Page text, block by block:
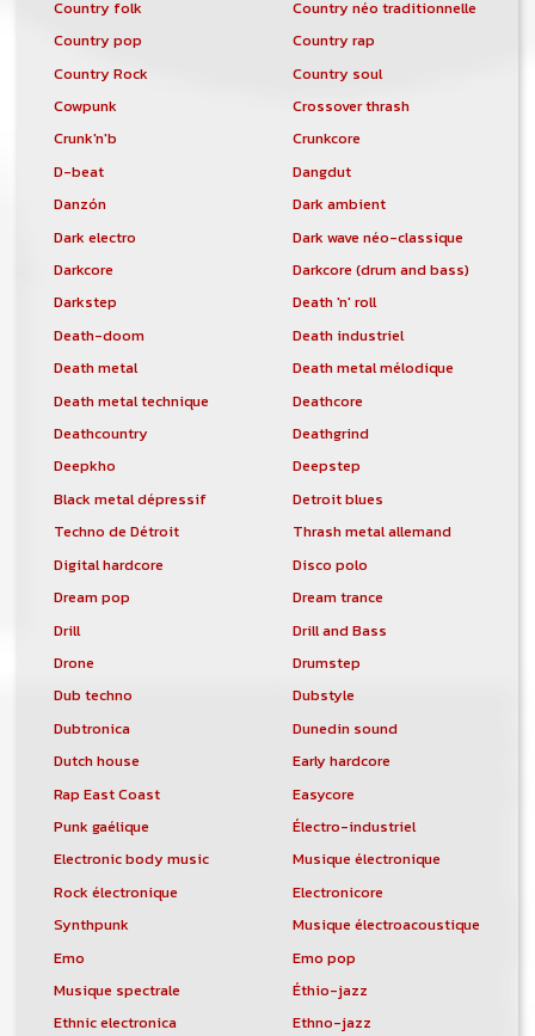
Country folk
Country néo traditionnelle
Country pop
Country rap
Country Rock
Country soul
Cowpunk
Crossover thrash
Crunk'n'b
Crunkcore
D-beat
Dangdut
Danzón
Dark ambient
Dark electro
Dark wave néo-classique
Darkcore
Darkcore (drum and bass)
Darkstep
Death 'n' roll
Death-doom
Death industriel
Death metal
Death metal mélodique
Death metal technique
Deathcore
Deathcountry
Deathgrind
Deepkho
Deepstep
Black metal dépressif
Detroit blues
Techno de Détroit
Thrash metal allemand
Digital hardcore
Disco polo
Dream pop
Dream trance
Drill
Drill and Bass
Drone
Drumstep
Dub techno
Dubstyle
Dubtronica
Dunedin sound
Dutch house
Early hardcore
Rap East Coast
Easycore
Punk gaélique
Électro-industriel
Electronic body music
Musique électronique
Rock électronique
Electronicore
Synthpunk
Musique électroacoustique
Emo
Emo pop
Musique spectrale
Éthio-jazz
Ethnic electronica
Ethno-jazz